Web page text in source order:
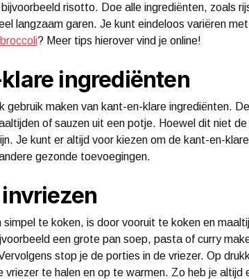
risotto. Doe alle ingrediënten, zoals
langzaam garen. Je kunt eindeloos variëren
? Meer tips hierover vind je online!
ingrediënten
gebruik maken van kant-en-klare ingrediënten.
of sauzen uit een potje. Hoewel dit niet
Je kunt er altijd voor kiezen om de kant-en-
gezonde toevoegingen.
simpel te koken, is door vooruit te koken en
een grote pan soep, pasta of curry
stop je de porties in de vriezer. Op
vriezer te halen en op te warmen. Zo heb je altijd